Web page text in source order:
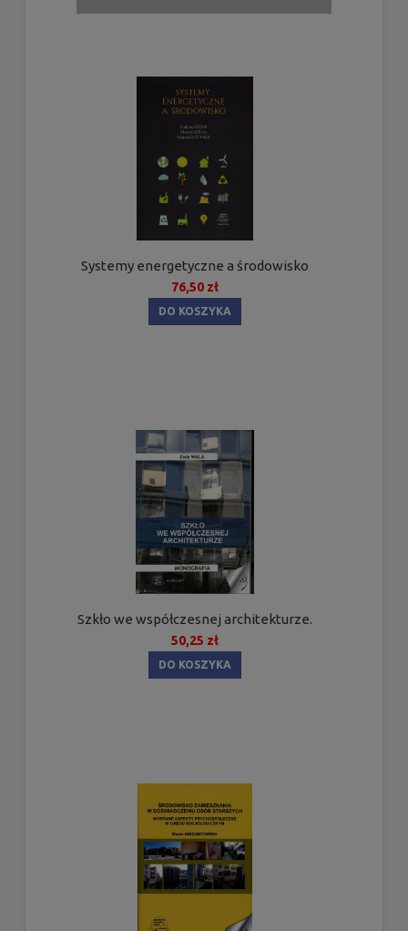
Systemy energetyczne a środowisko
76,50 zł
DO KOSZYKA
Szkło we współczesnej architekturze.
50,25 zł
DO KOSZYKA